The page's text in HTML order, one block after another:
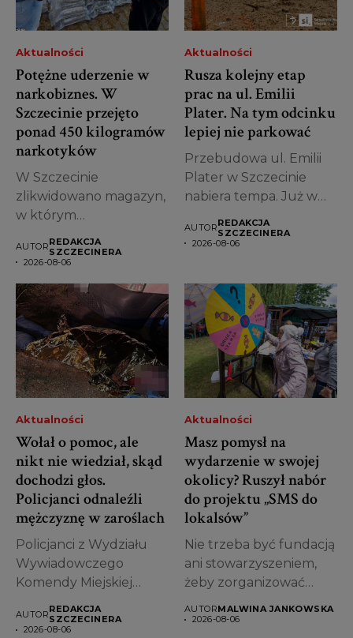
Aktualności
Potężne uderzenie w
narkobiznes. W
Szczecinie przejęto
ponad 450 kilogramów
narkotyków
W Szczecinie
zlikwidowano magazyn,
w którym
ogromne ilości
Funkcjonariusze
zabezpieczyli...
AUTORREDAKCJA
SZCZECINERA
2026-08-06
Aktualności
Rusza kolejny etap
prac na ul. Emilii
Plater. Na tym odcinku
lepiej nie parkować
Przebudowa ul. Emilii
Plater w Szczecinie
nabiera tempa. Już w
AUTORREDAKCJA
SZCZECINERA
2026-08-06
Aktualności
Wołał o pomoc, ale
nikt nie wiedział, skąd
dochodzi głos.
Policjanci odnaleźli
mężczyznę w zaroślach
Policjanci z Wydziału
Wywiadowczego
Komendy Miejskiej
odnaleźli mężczyznę
AUTORREDAKCJA
SZCZECINERA
2026-08-06
Aktualności
Masz pomysł na
wydarzenie w swojej
okolicy? Ruszył nabór
do projektu „SMS do
lokalsów”
Nie trzeba być fundacją
ani stowarzyszeniem,
żeby zorganizować
miejską...
AUTORMALWINA JANKOWSKA
2026-08-06